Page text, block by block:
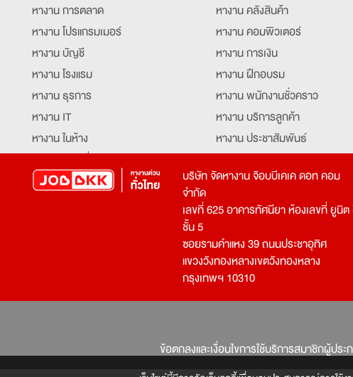
หางาน การตลาด
หางาน โปรแกรมเมอร์
หางาน บัญชี
หางาน โรงแรม
หางาน ธุรการ
หางาน IT
หางาน ในห้าง
หางาน ท่องเที่ยว
หางาน จัดซื้อ
หางาน เจ้าหน้าที่รักษาความปลอดภัย
โปรแกรมเมอร์
หางาน คลังสินค้า
หางาน คอมพิวเตอร์
หางาน การเงิน
หางาน ฝึกอบรม
หางาน พนักงานชั่วคราว
หางาน บริการลูกค้า
หางาน ประชาสัมพันธ์
หางาน รับโทรศัพท์
หางาน ประสานงาน
หางาน จองตั๋ว
หางาน กุ๊ก
หางาน นักศึกษาฝึกงาน
หางาน Mobile Application
Developer
บริการสรรหาพนักงาน
บริษัทจัดหางาน
บริษัท จัดหางาน จ๊อบบีเคเค ดอท คอม
จำกัด
เลขที่ 625 อาคารทัศนียา ห้องเลขที่ ยูนิต
ชั้น 5
ซอยรามคำแหง 39 ถนนประชาอุทิศ
แขวงวังทองหลางเขตวังทองหลาง
กรุงเทพฯ 10310
ข้อตกลงและเงื่อนไขการใช้บริการสมาชิกผู้ประ